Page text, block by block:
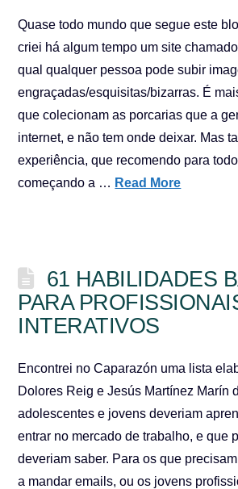
Quase todo mundo que segue este
criei há algum tempo um site
qual qualquer pessoa pode subir
engraçadas/esquisitas/bizarras. É
que colecionam as porcarias que a
internet, e não tem onde deixar. Mas
experiência, que recomendo para
começando a … Read More
61 HABILIDADES
PARA
INTERATIVOS
Encontrei no Caparazón uma lista
Dolores Reig e Jesús Martínez Marín
adolescentes e jovens deveriam
entrar no mercado de trabalho, e que
deveriam saber. Para os que
a mandar emails, ou os jovens